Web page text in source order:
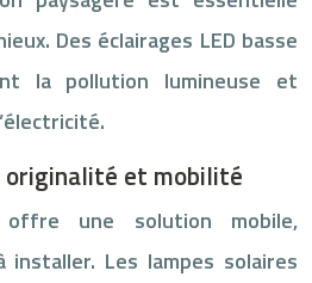
Des éclairages LED basse
la pollution lumineuse et
et mobilité
offre une solution mobile,
Les lampes solaires